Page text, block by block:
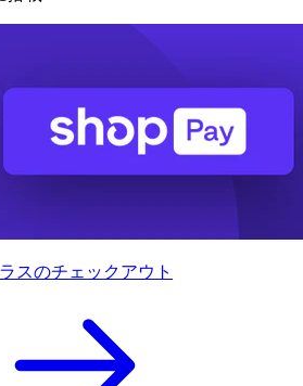
スのチェックアウト